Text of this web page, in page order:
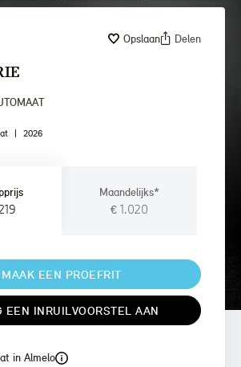
Opslaan Delen
| 2026
Maandelijks*
€ 1.020
MAAK EEN PROEFRIT
EEN INRUILVOORSTEL AAN
in Almelo